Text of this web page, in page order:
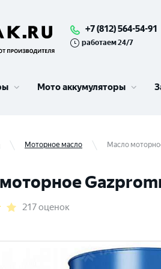
+7 (812) 564-54-91
работаем 24/7
Мото аккумуляторы
Моторное масло Масло
217 оценок